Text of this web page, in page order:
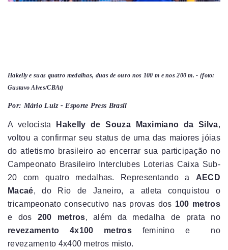
Hakelly e suas quatro medalhas, duas de ouro nos 100 m e nos 200 m. - (foto:
Gustavo Alves/CBAt)
Por: Mário Luiz - Esporte Press Brasil
A velocista Hakelly de Souza Maximiano da Silva,
voltou a confirmar seu status de uma das maiores jóias
do atletismo brasileiro ao encerrar sua participação no
Campeonato Brasileiro Interclubes Loterias Caixa Sub-
20 com quatro medalhas. Representando a AECD
Macaé, do Rio de Janeiro, a atleta conquistou o
tricampeonato consecutivo nas provas dos 100 metros
e dos 200 metros, além da medalha de prata no
revezamento 4x100 metrosfeminino e no
revezamento 4x400 metros misto.